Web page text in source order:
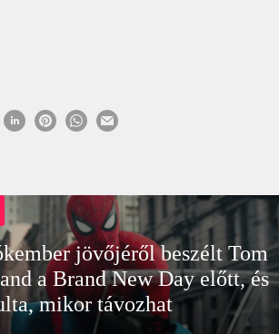
jövőjéről beszélt Tom
a Brand New Day előtt, és
mikor távozhat